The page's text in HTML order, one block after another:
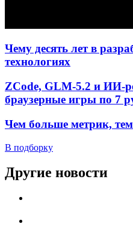
Чему десять лет в
технологиях
ZCode, GLM-5.2 и ИИ-
браузерные игры по 7
Чем больше метрик,
В подборку
Другие новости